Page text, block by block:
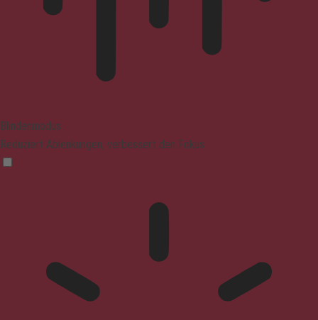
Blindenmodus
Reduziert Ablenkungen, verbessert den Fokus